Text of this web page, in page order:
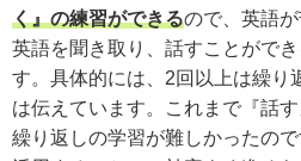
く』の練習ができるので、英語
英語を聞き取り、話すことがで
す。具体的には、2回以上は繰り
は伝えています。これまで『話
繰り返しの学習が難しかったの